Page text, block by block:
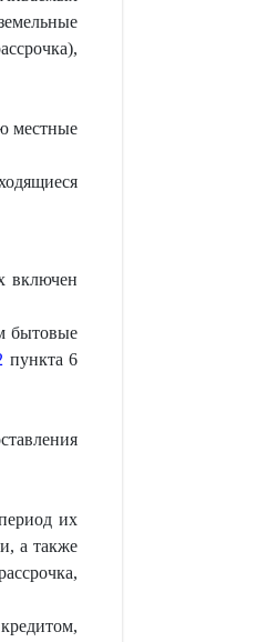
местные
включен
бытовые
пункта 6
их
а также